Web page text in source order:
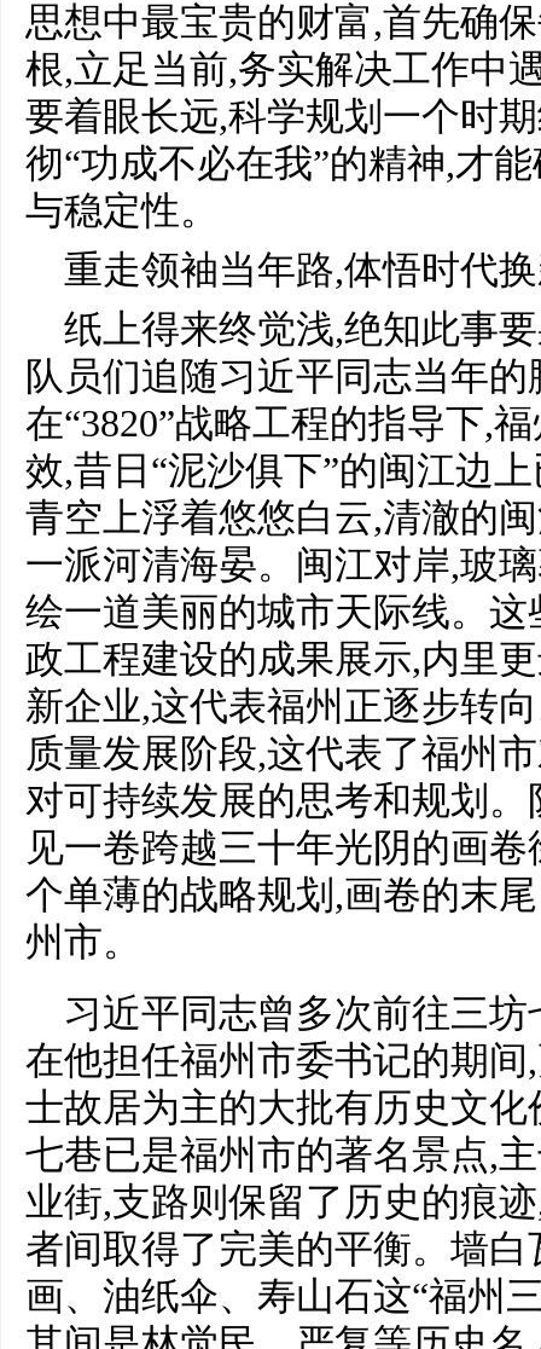
思想中最宝贵的财富,首先确
根,立足当前,务实解决工作中
要着眼长远,科学规划一个时
彻“功成不必在我”的精神,才
与稳定性。
重走领袖当年路,体悟时代
纸上得来终觉浅,绝知此事
队员们追随习近平同志当年
在“3820”战略工程的指导下,
效,昔日“泥沙俱下”的闽江边
青空上浮着悠悠白云,清澈的
一派河清海晏。闽江对岸,玻
绘一道美丽的城市天际线。
政工程建设的成果展示,内里
新企业,这代表福州正逐步转
质量发展阶段,这代表了福州
对可持续发展的思考和规划
见一卷跨越三十年光阴的画
个单薄的战略规划,画卷的末
州市。
习近平同志曾多次前往三
在他担任福州市委书记的期
士故居为主的大批有历史文
七巷已是福州市的著名景点,
业街,支路则保留了历史的痕
者间取得了完美的平衡。墙
画、油纸伞、寿山石这“福州